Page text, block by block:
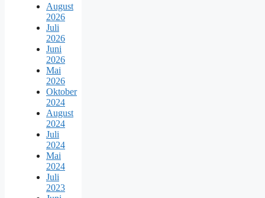
August
2026
Juli
2026
Juni
2026
Mai
2026
Oktober
2024
August
2024
Juli
2024
Mai
2024
Juli
2023